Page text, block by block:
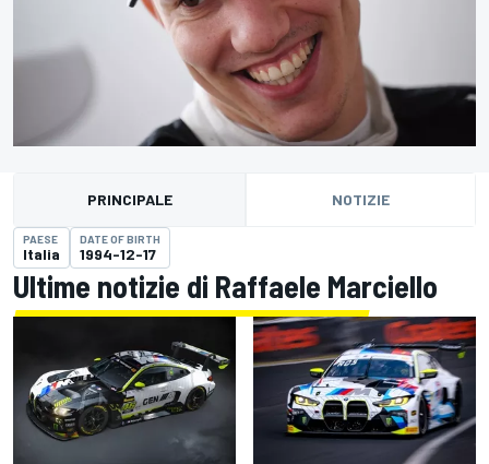
PRINCIPALE NOTIZIE
PAESE
Italia
DATE OF BIRTH
1994-12-17
Ultime notizie di Raffaele Marciello